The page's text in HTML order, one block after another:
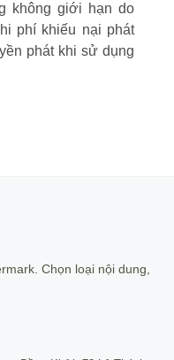
không giới hạn do
phí khiếu nại phát
phát khi sử dụng
Chọn loại nội dung,